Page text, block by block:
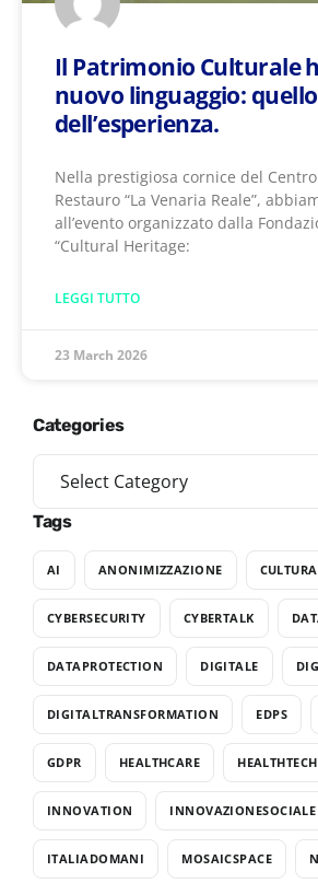
Il Patrimonio Culturale
nuovo linguaggio: quello
dell’esperienza.
Nella prestigiosa cornice del
Restauro “La Venaria Reale”​,
all’evento organizzato dalla
“Cultural Heritage:
LEGGI TUTTO
23 March 2026
Categories
Tags
AI ANONIMIZZAZIONE
CYBERSECURITY CYBERTALK
DATAPROTECTION DIGITALE
DIGITALTRANSFORMATION EDPS
GDPR HEALTHCARE HEALTHTECH
INNOVATION INNOVAZIONESOCIALE
ITALIADOMANI MOSAICSPACE